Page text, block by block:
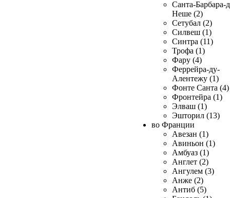
Санта-Барбара-
Неше (2)
Сетубал (2)
Силвеш (1)
Синтра (11)
Трофа (1)
Фару (4)
Феррейра-ду-
Алентежу (1)
Фонте Санта (4)
Фронтейра (1)
Элваш (1)
Эшторил (13)
во Франции
Авезан (1)
Авиньон (1)
Амбуаз (1)
Англет (2)
Ангулем (3)
Анже (2)
Антиб (5)